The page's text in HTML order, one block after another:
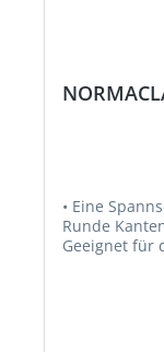
• Eine Spannseite • Glatte
Runde Kanten • Schnelle und einfache
Geeignet für